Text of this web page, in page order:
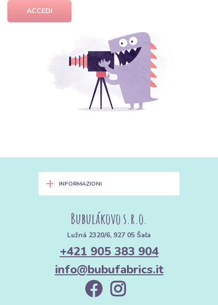
ACCEDI
+ INFORMAZIONI
Bubulákovo s.r.o.
Lužná 2320/6, 927 05 Šaľa
+421 905 383 904
info@bubufabrics.it